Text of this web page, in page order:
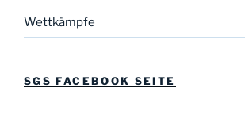
Wettkämpfe
SGS FACEBOOK SEITE